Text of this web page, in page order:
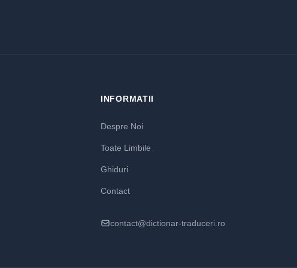
INFORMATII
Despre Noi
Toate Limbile
Ghiduri
Contact
contact@dictionar-traduceri.ro